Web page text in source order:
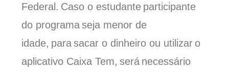
Federal. Caso o estudante participante
do programa seja menor de
idade, para sacar o dinheiro ou utilizar o
aplicativo Caixa Tem, será necessário